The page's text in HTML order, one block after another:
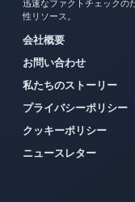
迅速なファクトチェックの
性リソース。
会社概要
お問い合わせ
私たちのストーリー
プライバシーポリシー
クッキーポリシー
ニュースレター